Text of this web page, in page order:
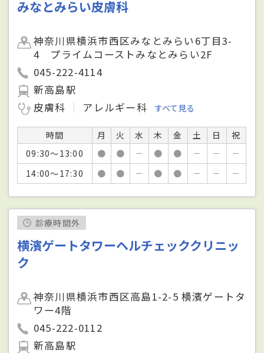
みなとみらい皮膚科
神奈川県横浜市西区みなとみらい6丁目3-
4 プライムコーストみなとみらい2F
045-222-4114
新高島駅
皮膚科
アレルギー科 すべて見る
時間 月 火 水 木 金 土 日
祝
09:30～13:00
● ● － ● ● － －
－
14:00～17:30
● ● － ● ● － － －
診療時間外
横濱ゲートタワーヘルチェッククリニッ
ク
神奈川県横浜市西区高島1-2-5 横濱ゲートタ
ワー4階
045-222-0112
新高島駅